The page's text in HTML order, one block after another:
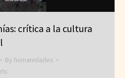
crítica a la cultura
By humanidades